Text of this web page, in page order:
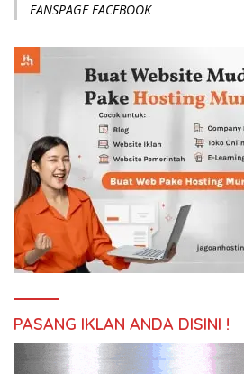
FANSPAGE FACEBOOK
PASANG IKLAN ANDA DISINI !